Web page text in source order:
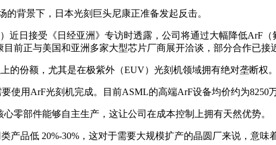
背景下，日本光刻巨头尼康正准备发起反击。
）近日接受《日经亚洲》专访时透露，公司将通过大幅降低
前正与美国和亚洲多家大型芯片厂商展开洽谈，部分合作已接
的份额，尤其是在极紫外（EUV）光刻机领域拥有绝对垄断权
使用ArF光刻机完成。目前ASML的高端ArF设备均价约为8250
零部件能够自主生产，这让公司在成本控制上拥有天然优势。
品低 20%-30%，这对于需要大规模扩产的晶圆厂来说，意味